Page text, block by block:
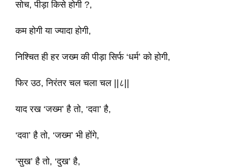
सोच, पीड़ा किसे होगी ?,
कम होगी या ज्यादा होगी,
निश्चित ही हर जख्म की पीड़ा सिर्फ ‘धर्म’ को होगी,
फिर उठ, निरंतर चल चला चल ||८||
याद रख ‘जख्म’ है तो, ‘दवा’ है,
‘दवा’ है तो, ‘जख्म’ भी होंगे,
‘सुख’ है तो, ‘दुख’ है,